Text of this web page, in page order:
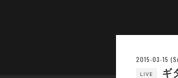
2015-03-15
LIVE ギ